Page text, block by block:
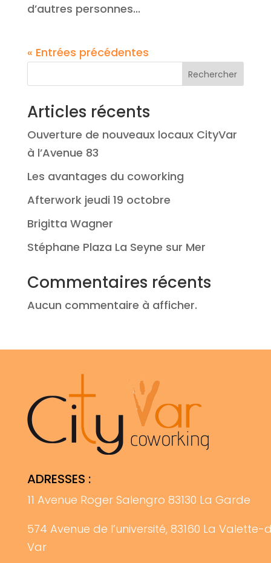
d’autres personnes...
« Entrées précédentes
Rechercher
Articles récents
Ouverture de nouveaux locaux CityVar
à l’Avenue 83
Les avantages du coworking
Afterwork jeudi 19 octobre
Brigitta Wagner
Stéphane Plaza La Seyne sur Mer
Commentaires récents
Aucun commentaire à afficher.
ADRESSES :
11 Avenue Roger Salengro 83130 La Garde
574 Avenue de l’université, 83160 La Valette-
Var